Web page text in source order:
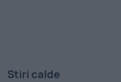
Stiri calde